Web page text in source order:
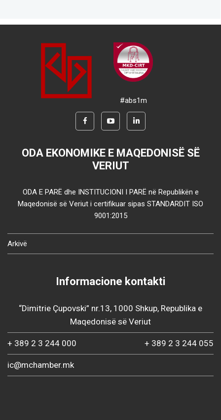
#abs1m
ODA EKONOMIKE E MAQEDONISË SË
VERIUT
ODA E PARË dhe INSTITUCIONI I PARË në Republikën e
Maqedonisë së Veriut i certifikuar sipas STANDARDIT ISO
9001:2015
Arkivë
Informacione kontakti
“Dimitrie Çupovski” nr.13, 1000 Shkup, Republika e
Maqedonisë së Veriut
+ 389 2 3 244 000 + 389 2 3 244 055
ic@mchamber.mk